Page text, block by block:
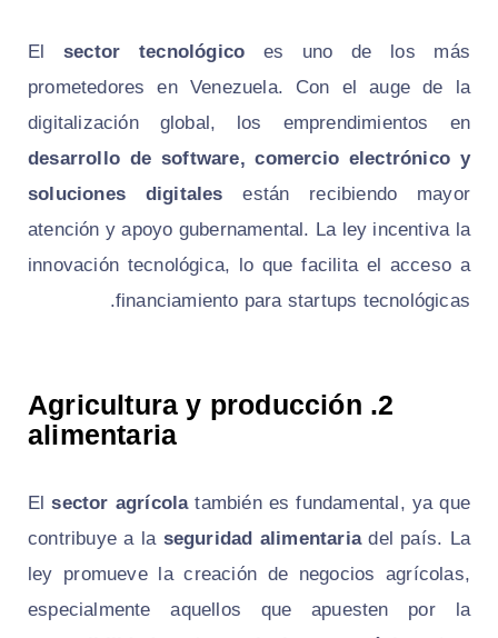
Elsector tecnológico es uno de los más
prometedores en Venezuela. Con el auge de la
digitalización global, los emprendimientos en
desarrollo de software, comercio electrónico y
soluciones digitales están recibiendo mayor
atención y apoyo gubernamental. La ley incentiva la
innovación tecnológica, lo que facilita el acceso a
financiamiento para startups tecnológicas.
2.
Agricultura y producción
alimentaria
Elsector agrícolatambién es fundamental, ya que
contribuye a la seguridad alimentariadel país. La
ley promueve la creación de negocios agrícolas,
especialmente aquellos que apuesten por la